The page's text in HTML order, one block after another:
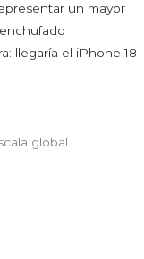
un mayor
llegaría el iPhone 18
global.